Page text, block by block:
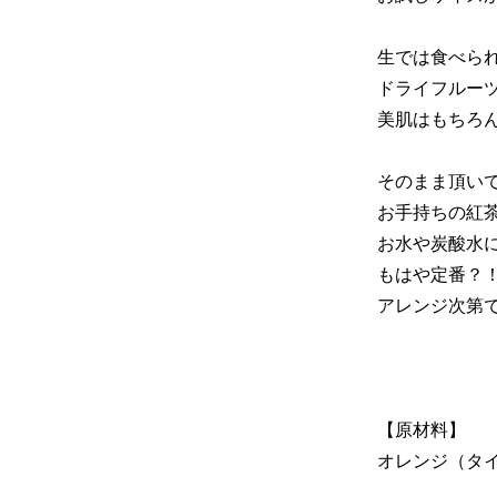
生では食べら
ドライフルー
美肌はもちろ
そのまま頂い
お手持ちの紅
お水や炭酸水
もはや定番？
アレンジ次第
【原材料】
オレンジ（タ
100ｇ（680円
680円(税50円)